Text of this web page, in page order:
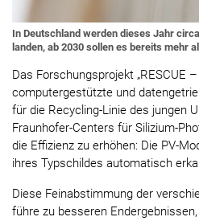
In Deutschland werden dieses Jahr
landen, ab 2030 sollen es bereits mehr
Das Forschungsprojekt „RESCUE
computergestützte und
für die Recycling-Linie des jungen
Fraunhofer-Centers für Silizium-
die Effizienz zu erhöhen: Die PV-
ihres Typschildes automatisch
Diese Feinabstimmung der
führe zu besseren